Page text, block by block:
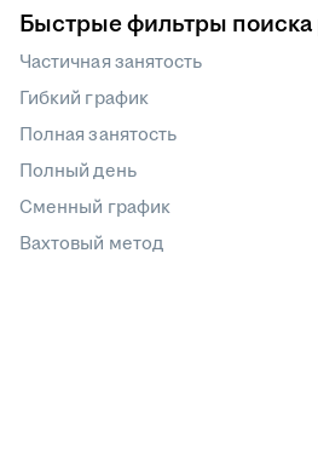
Быстрые фильтры поиска
Частичная занятость
Гибкий график
Полная занятость
Полный день
Сменный график
Вахтовый метод